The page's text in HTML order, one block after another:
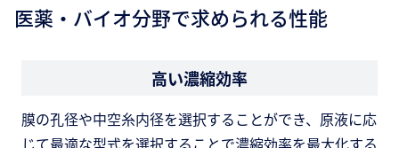
医薬・バイオ分野で求められる性能
高い濃縮効率
膜の孔径や中空糸内径を選択することができ、原液に応